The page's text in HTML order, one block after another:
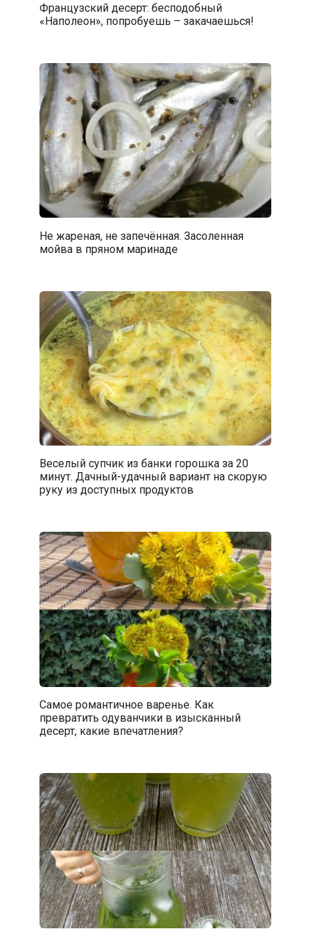
Французский десерт: бесподобный
«Наполеон», попробуешь – закачаешься!
Не жареная, не запечённая. Засоленная
мойва в пряном маринаде
Веселый супчик из банки горошка за 20
минут. Дачный-удачный вариант на скорую
руку из доступных продуктов
Самое романтичное варенье. Как
превратить одуванчики в изысканный
десерт, какие впечатления?